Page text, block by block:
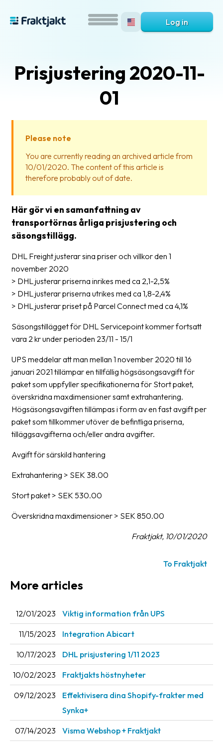
is
Fraktjakt?
Help?
Glossary
Packing
Shipping
documents
Printer
Customs
Delivery
terms
Manuals
scanner
Support
About
Fraktjakt
Coworkers
Job
&
career
News
archive
Contact
us
Log in
Prisjustering 2020-11-
01
Please note
You are currently reading an archived article from
10/01/2020. The content of this article is
therefore probably out of date.
Här gör vi en samanfattning av
transportörnas årliga prisjustering och
säsongstillägg.
DHL Freight justerar sina priser och villkor den 1
november 2020
> DHL justerar priserna inrikes med ca 2,1-2,5%
> DHL justerar priserna utrikes med ca 1,8-2,4%
> DHL justerar priset på Parcel Connect med ca 4,1%
Säsongstillägget för DHL Servicepoint kommer fortsatt
vara 2 kr under perioden 23/11 - 15/1
UPS meddelar att man mellan 1 november 2020 till 16
januari 2021 tillämpar en tillfällig högsäsongsavgift för
paket som uppfyller specifikationerna för Stort paket,
överskridna maxdimensioner samt extrahantering.
Högsäsongsavgiften tillämpas i form av en fast avgift per
paket som tillkommer utöver de befintliga priserna,
tilläggsavgifterna och/eller andra avgifter.
Avgift för särskild hantering
Extrahantering > SEK 38.00
Stort paket > SEK 530.00
Överskridna maxdimensioner > SEK 850.00
Fraktjakt, 10/01/2020
To Fraktjakt
More articles
12/01/2023 Viktig information från UPS
11/15/2023 Integration Abicart
10/17/2023 DHL prisjustering 1/11 2023
10/02/2023 Fraktjakts höstnyheter
09/12/2023
Effektivisera dina Shopify-frakter med
Synka+
07/14/2023 Visma Webshop + Fraktjakt